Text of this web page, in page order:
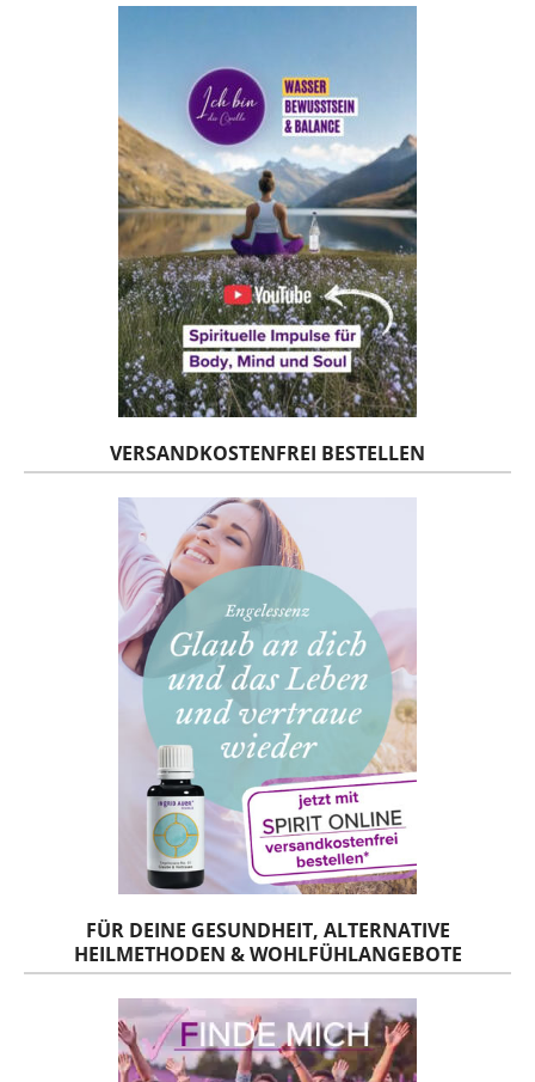
VERSANDKOSTENFREI BESTELLEN
FÜR DEINE GESUNDHEIT, ALTERNATIVE
HEILMETHODEN & WOHLFÜHLANGEBOTE